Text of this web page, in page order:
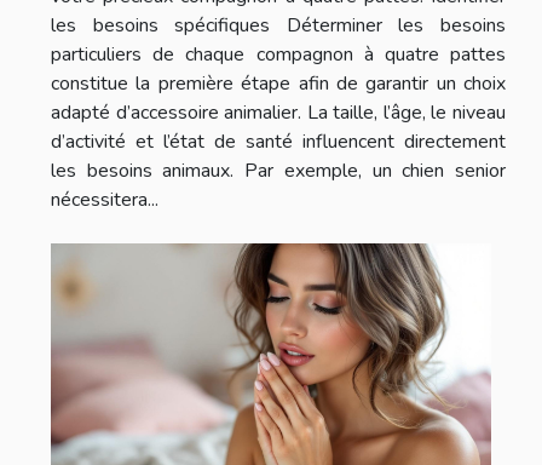
les besoins spécifiques Déterminer les besoins
particuliers de chaque compagnon à quatre pattes
constitue la première étape afin de garantir un choix
adapté d’accessoire animalier. La taille, l’âge, le niveau
d’activité et l’état de santé influencent directement
les besoins animaux. Par exemple, un chien senior
nécessitera...